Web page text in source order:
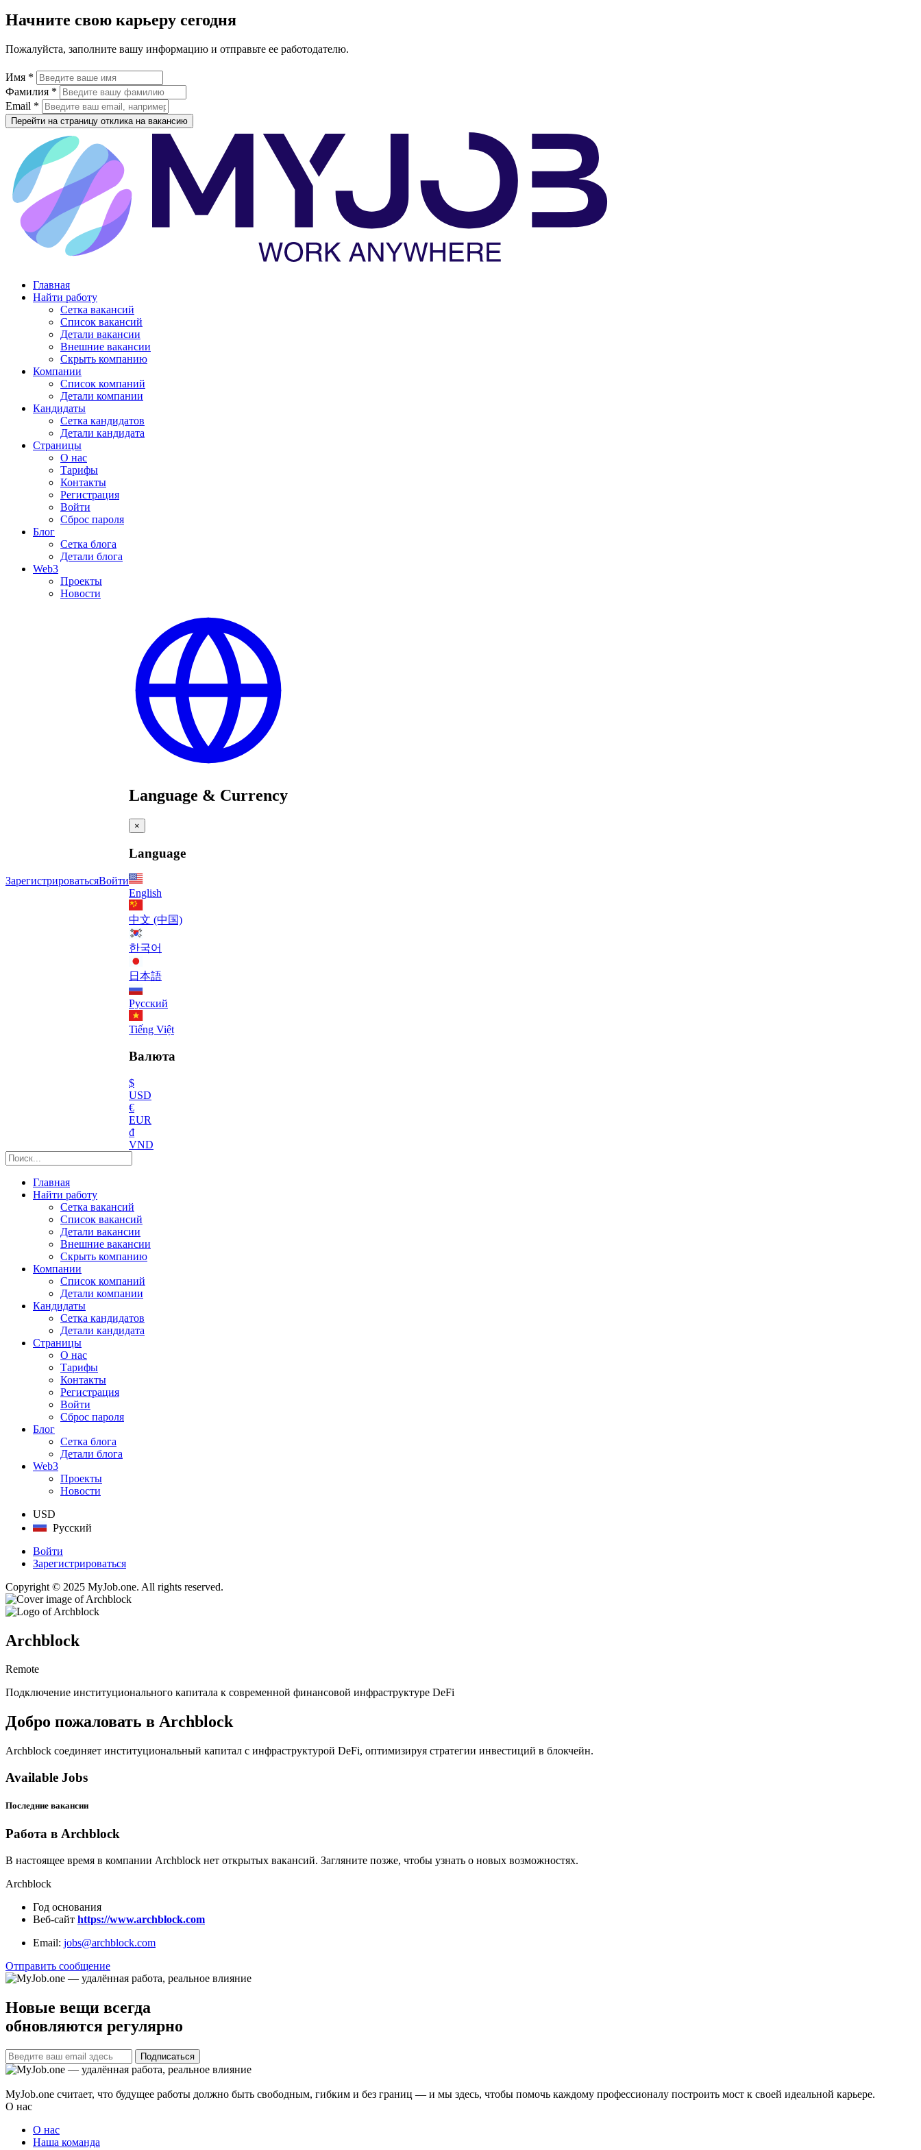
Начните свою карьеру сегодня
Пожалуйста, заполните вашу информацию и отправьте ее работодателю.
Имя *
Фамилия *
Email *
Перейти на страницу отклика на вакансию
Главная
Найти работу
Сетка вакансий
Список вакансий
Детали вакансии
Внешние вакансии
Скрыть компанию
Компании
Список компаний
Детали компании
Кандидаты
Сетка кандидатов
Детали кандидата
Страницы
О нас
Тарифы
Контакты
Регистрация
Войти
Сброс пароля
Блог
Сетка блога
Детали блога
Web3
Проекты
Новости
ЗарегистрироватьсяВойти
Language & Currency
×
Language
English
中文 (中国)
한국어
日本語
Русский
Tiếng Việt
Валюта
$
USD
€
EUR
₫
VND
Главная
Найти работу
Сетка вакансий
Список вакансий
Детали вакансии
Внешние вакансии
Скрыть компанию
Компании
Список компаний
Детали компании
Кандидаты
Сетка кандидатов
Детали кандидата
Страницы
О нас
Тарифы
Контакты
Регистрация
Войти
Сброс пароля
Блог
Сетка блога
Детали блога
Web3
Проекты
Новости
USD
Русский
Войти
Зарегистрироваться
Copyright © 2025 MyJob.one. All rights reserved.
Archblock
Remote
Подключение институционального капитала к современной финансовой инфраструктуре DeFi
Добро пожаловать в Archblock
Archblock соединяет институциональный капитал с инфраструктурой DeFi, оптимизируя стратегии инвестиций в блокчейн.
Available Jobs
Последние вакансии
Работа в Archblock
В настоящее время в компании Archblock нет открытых вакансий. Загляните позже, чтобы узнать о новых возможностях.
Archblock
Год основания
Веб-сайт https://www.archblock.com
Email: jobs@archblock.com
Отправить сообщение
Новые вещи всегда
обновляются регулярно
Подписаться
MyJob.one считает, что будущее работы должно быть свободным, гибким и без границ — и мы здесь, чтобы помочь каждому профессионалу построить мост к своей идеальной карьере.
О нас
О нас
Наша команда